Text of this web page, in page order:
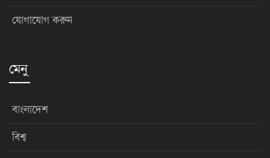
যোগাযোগ করুন
মেনু
বাংলাদেশ
বিশ্ব